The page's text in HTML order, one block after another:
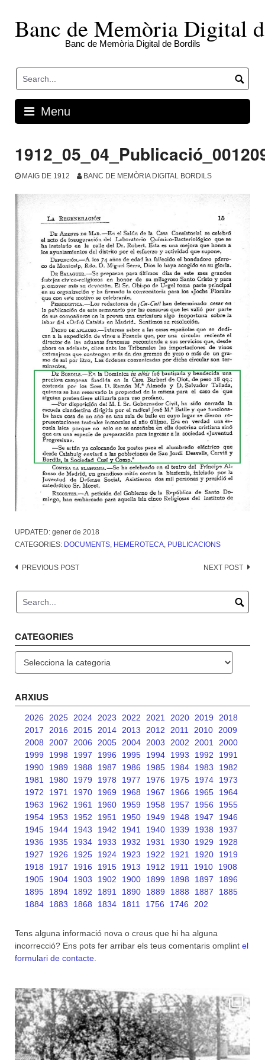
contentBanc de Memòria Digital
Banc de Memòria Digital de Bordils
Menu
MAIG DE 1912 BANC DE MEMÒRIA DIGITAL BORDILS
UPDATED: gener de 2018
CATEGORIES: DOCUMENTS, HEMEROTECA, PUBLICACIONS
Post
PREVIOUS POST NEXT POST
CATEGORIES
ARXIUS
2026 2025 2024 2023 2022 2021 2020 2019
2018
2017
2016 2015 2014 2013 2012 2011 2010
2009
2008
2007 2006 2005 2004 2003 2002 2001
2000
1999
1998 1997 1996 1995 1994 1993 1992
1991
1990
1989 1988 1987 1986 1985 1984 1983
1982
1981
1980 1979 1978 1977 1976 1975 1974
1973
1972
1971 1970 1969 1968 1967 1966 1965
1964
1963
1962 1961 1960 1959 1958 1957 1956
1955
1954
1953 1952 1951 1950 1949 1948 1947
1946
1945
1944 1943 1942 1941 1940 1939 1938
1937
1936
1935 1934 1933 1932 1931 1930 1929
1928
1927
1926 1925 1924 1923 1922 1921 1920
1919
1918
1917 1916 1915 1913 1912 1911 1910
1908
1905
1904 1903 1902 1900 1899 1898 1897
1896
1895
1894 1892 1891 1890 1889 1888 1887
1885
1884
1883 1868 1834 1811 1756 1746 202
Tens alguna informació nova o creus que hi ha alguna
incorrecció? Ens pots fer arribar els teus comentaris omplint el
formulari de contacte